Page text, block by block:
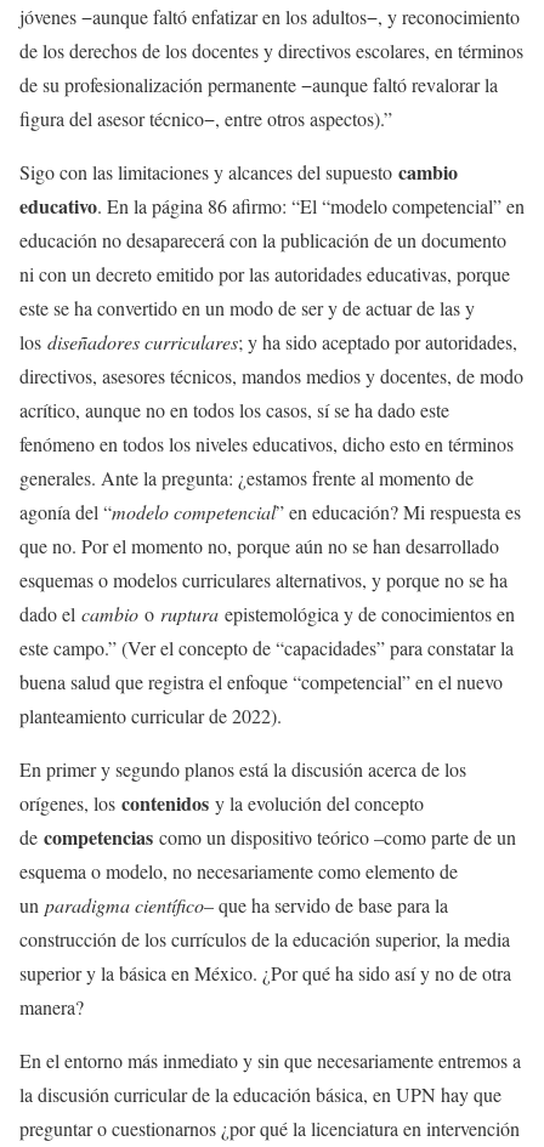
jóvenes −aunque faltó enfatizar en los adultos−, y reconocimiento
de los derechos de los docentes y directivos escolares, en términos
de su profesionalización permanente −aunque faltó revalorar la
figura del asesor técnico−, entre otros aspectos).”
Sigo con las limitaciones y alcances del supuesto cambio
educativo. En la página 86 afirmo: “El “modelo competencial” en
educación no desaparecerá con la publicación de un documento
ni con un decreto emitido por las autoridades educativas, porque
este se ha convertido en un modo de ser y de actuar de las y
los diseñadores curriculares; y ha sido aceptado por autoridades,
directivos, asesores técnicos, mandos medios y docentes, de modo
acrítico, aunque no en todos los casos, sí se ha dado este
fenómeno en todos los niveles educativos, dicho esto en términos
generales. Ante la pregunta: ¿estamos frente al momento de
agonía del “modelo competencial” en educación? Mi respuesta es
que no. Por el momento no, porque aún no se han desarrollado
esquemas o modelos curriculares alternativos, y porque no se ha
dado el cambio o ruptura epistemológica y de conocimientos en
este campo.” (Ver el concepto de “capacidades” para constatar la
buena salud que registra el enfoque “competencial” en el nuevo
planteamiento curricular de 2022).
En primer y segundo planos está la discusión acerca de los
orígenes, los contenidos y la evolución del concepto
de competencias como un dispositivo teórico –como parte de un
esquema o modelo, no necesariamente como elemento de
un paradigma científico– que ha servido de base para la
construcción de los currículos de la educación superior, la media
superior y la básica en México. ¿Por qué ha sido así y no de otra
manera?
En el entorno más inmediato y sin que necesariamente entremos a
la discusión curricular de la educación básica, en UPN hay que
preguntar o cuestionarnos ¿por qué la licenciatura en intervención